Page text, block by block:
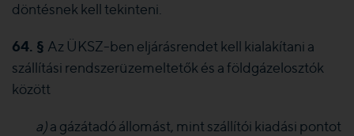
döntésnek kell tekinteni.
64. § Az ÜKSZ-ben eljárásrendet kell kialakítani a
szállítási rendszerüzemeltetők és a földgázelosztók
között
a)a gázátadó állomást, mint szállítói kiadási pontot